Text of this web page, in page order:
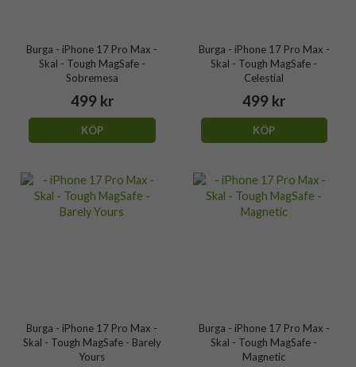
Burga - iPhone 17 Pro Max -
Skal - Tough MagSafe -
Sobremesa
499 kr
KÖP
Burga - iPhone 17 Pro Max -
Skal - Tough MagSafe -
Celestial
499 kr
KÖP
Burga - iPhone 17 Pro Max -
Skal - Tough MagSafe - Barely
Yours
Burga - iPhone 17 Pro Max -
Skal - Tough MagSafe -
Magnetic